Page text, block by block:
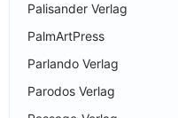
Palisander Verlag
PalmArtPress
Parlando Verlag
Parodos Verlag